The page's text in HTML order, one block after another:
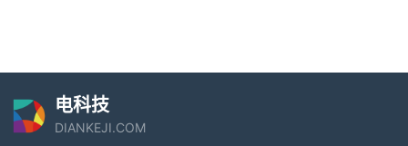
电科技
DIANKEJI.COM